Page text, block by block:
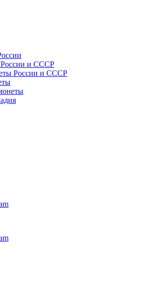
России и СССР
России и СССР